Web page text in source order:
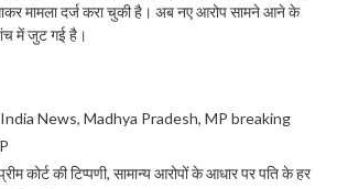
मामला दर्ज करा चुकी है। अब नए आरोप सामने आने के
में जुट गई है।
India News,Madhya Pradesh,MP breaking
कोर्ट की टिप्पणी, सामान्य आरोपों के आधार पर पति के हर